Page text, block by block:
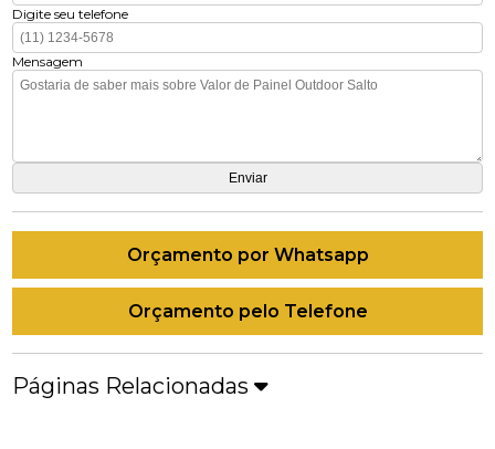
Digite seu telefone
Mensagem
Orçamento por Whatsapp
Orçamento pelo Telefone
Páginas Relacionadas